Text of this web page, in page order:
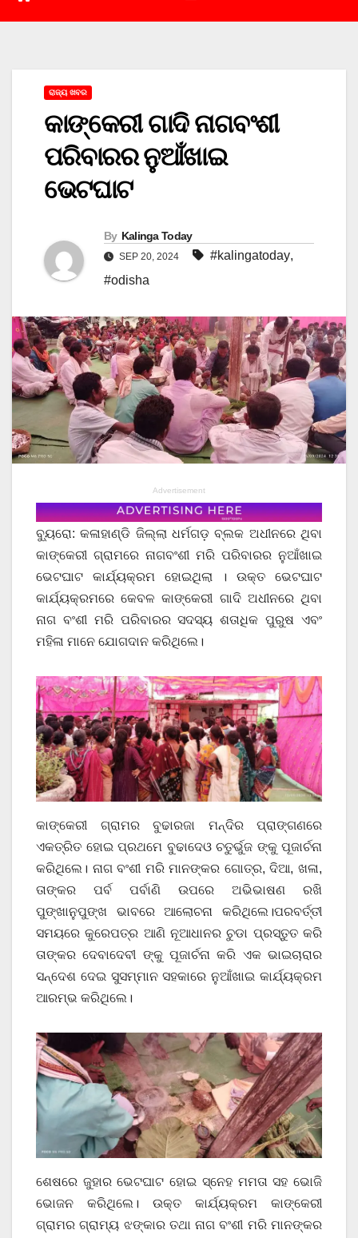
ରାଜ୍ୟ ଖବର
କାଙ୍କେରୀ ଗାଦି ନାଗବଂଶୀ
ପରିବାରର ନୁଆଁଖାଇ
ଭେଟଘାଟ
By Kalinga Today
SEP 20, 2024 #kalingatoday,
#odisha
Advertisement
ବ୍ୟୁରୋ: କଳାହାଣ୍ଡି ଜିଲ୍ଲା ଧର୍ମଗଡ଼ ବ୍ଲକ ଅଧୀନରେ ଥିବା
କାଙ୍କେରୀ ଗ୍ରାମରେ ନାଗବଂଶୀ ମରି ପରିବାରର ନୁଆଁଖାଇ
ଭେଟଘାଟ କାର୍ଯ୍ୟକ୍ରମ ହୋଇଥିଲା । ଉକ୍ତ ଭେଟଘାଟ
କାର୍ଯ୍ୟକ୍ରମରେ କେବଳ କାଙ୍କେରୀ ଗାଦି ଅଧୀନରେ ଥିବା
ନାଗ ବଂଶୀ ମରି ପରିବାରର ସଦସ୍ୟ ଶତାଧିକ ପୁରୁଷ ଏବଂ
ମହିଳା ମାନେ ଯୋଗଦାନ କରିଥିଲେ।
କାଙ୍କେରୀ ଗ୍ରାମର ବୁଢାରଜା ମନ୍ଦିର ପ୍ରାଙ୍ଗଣରେ
ଏକତ୍ରିତ ହୋଇ ପ୍ରଥମେ ବୁଢାଦେଓ ଚତୁର୍ଭୁଜ ଙ୍କୁ ପୂଜାର୍ଚନା
କରିଥିଲେ। ନାଗ ବଂଶୀ ମରି ମାନଙ୍କର ଗୋତ୍ର, ଦିଆ, ଖଳା,
ତାଙ୍କର ପର୍ବ ପର୍ବାଣି ଉପରେ ଅଭିଭାଷଣ ରଖି
ପୁଙ୍ଖାନୁପୁଙ୍ଖ ଭାବରେ ଆଲୋଚନା କରିଥିଲେ।ପରବର୍ତ୍ତୀ
ସମୟରେ କୁରେପତ୍ର ଆଣି ନୂଆଧାନର ଚୁଡା ପ୍ରସ୍ତୁତ କରି
ତାଙ୍କର ଦେବାଦେବୀ ଙ୍କୁ ପୂଜାର୍ଚନା କରି ଏକ ଭାଇଚାରାର
ସନ୍ଦେଶ ଦେଇ ସୁସମ୍ମାନ ସହକାରେ ନୁଆଁଖାଇ କାର୍ଯ୍ୟକ୍ରମ
ଆରମ୍ଭ କରିଥିଲେ।
ଶେଷରେ ଜୁହାର ଭେଟଘାଟ ହୋଇ ସ୍ନେହ ମମତା ସହ ଭୋଜି
ଭୋଜନ କରିଥିଲେ। ଉକ୍ତ କାର୍ଯ୍ୟକ୍ରମ କାଙ୍କେରୀ
ଗ୍ରାମର ଗ୍ରାମ୍ୟ ଝଙ୍କାର ତଥା ନାଗ ବଂଶୀ ମରି ମାନଙ୍କର